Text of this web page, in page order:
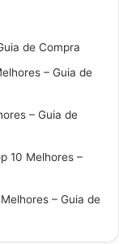
de Compra
– Guia de
– Guia de
10 Melhores –
– Guia de